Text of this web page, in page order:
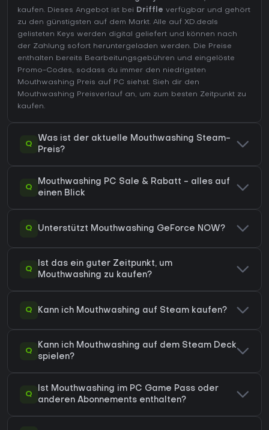
kaufen. Dieses Angebot ist bei Driffle verfügbar und gehört
zu den günstigsten auf dem Markt. Alle auf XD.deals
gelisteten Keys werden digital geliefert und können nach
der Zahlung sofort heruntergeladen werden. Die Preise
enthalten bereits Bearbeitungsgebühren und eingelöste
Promo-Codes, sodass du immer den niedrigsten
Mouthwashing Preis auf PC siehst. Sieh dir den
Mouthwashing Preisverlauf an, um zum besten Zeitpunkt zu
kaufen.
Q
Was ist der aktuelle Mouthwashing Steam-
Preis?
Q
Mouthwashing PC Sale & Rabatt - alles auf
einen Blick
Q Unterstützt Mouthwashing GeForce NOW?
Q
Ist das ein guter Zeitpunkt, um
Mouthwashing zu kaufen?
Q Kann ich Mouthwashing auf Steam kaufen?
Q
Kann ich Mouthwashing auf dem Steam Deck
spielen?
Q
Ist Mouthwashing im PC Game Pass oder
anderen Abonnements enthalten?